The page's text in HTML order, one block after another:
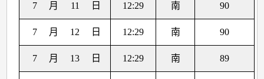
7 月 11 日 12:29 南 90
7 月 12 日 12:29 南 90
7 月 13 日 12:29 南 89